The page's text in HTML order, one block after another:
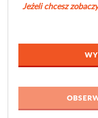
Jeżeli chcesz